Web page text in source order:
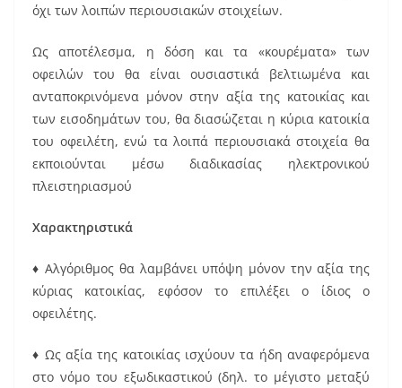
όχι των λοιπών περιουσιακών στοιχείων.
Ως αποτέλεσμα, η δόση και τα «κουρέματα» των
οφειλών του θα είναι ουσιαστικά βελτιωμένα και
ανταποκρινόμενα μόνον στην αξία της κατοικίας και
των εισοδημάτων του, θα διασώζεται η κύρια κατοικία
του οφειλέτη, ενώ τα λοιπά περιουσιακά στοιχεία θα
εκποιούνται μέσω διαδικασίας ηλεκτρονικού
πλειστηριασμού
Χαρακτηριστικά
♦ Αλγόριθμος θα λαμβάνει υπόψη μόνον την αξία της
κύριας κατοικίας, εφόσον το επιλέξει ο ίδιος ο
οφειλέτης.
♦ Ως αξία της κατοικίας ισχύουν τα ήδη αναφερόμενα
στο νόμο του εξωδικαστικού (δηλ. το μέγιστο μεταξύ